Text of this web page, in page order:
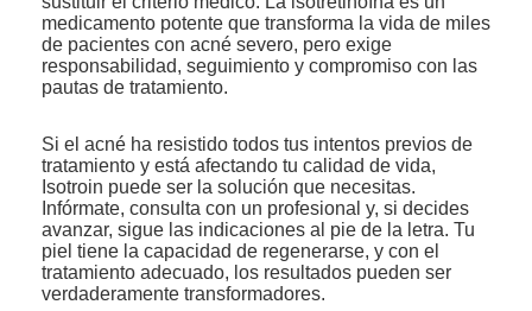
medicamento potente que transforma la vida de miles
de pacientes con acné severo, pero exige
responsabilidad, seguimiento y compromiso con las
pautas de tratamiento.
Si el acné ha resistido todos tus intentos previos de
tratamiento y está afectando tu calidad de vida,
Isotroin puede ser la solución que necesitas.
Infórmate, consulta con un profesional y, si decides
avanzar, sigue las indicaciones al pie de la letra. Tu
piel tiene la capacidad de regenerarse, y con el
tratamiento adecuado, los resultados pueden ser
verdaderamente transformadores.